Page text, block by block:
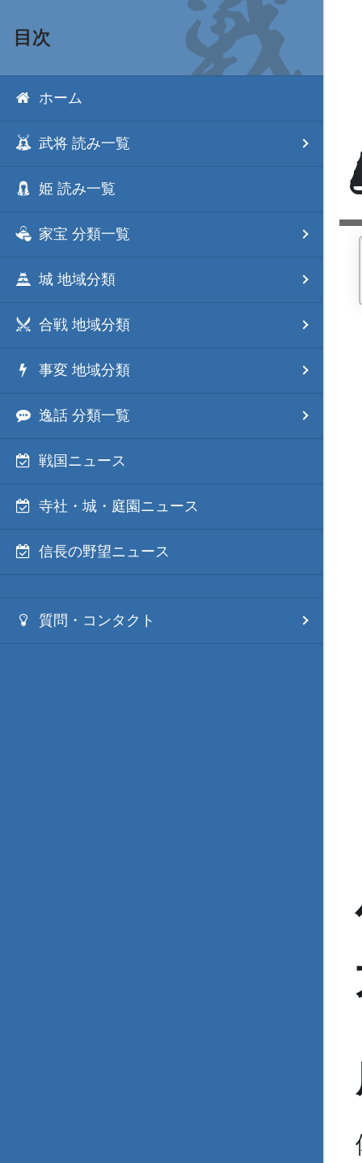
目次
ホーム
武将 読み一覧
姫 読み一覧
家宝 分類一覧
城 地域分類
合戦 地域分類
事変 地域分類
逸話 分類一覧
戦国ニュース
寺社・城・庭園ニュース
信長の野望ニュース
質問・コンタクト